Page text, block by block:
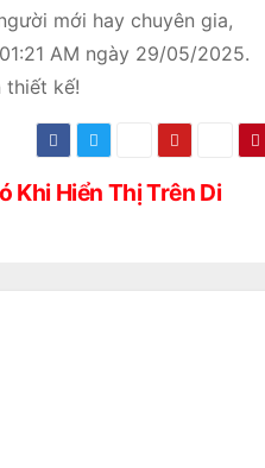
mới hay chuyên gia,
AM ngày 29/05/2025.
thiết kế!
Khi Hiển Thị Trên Di